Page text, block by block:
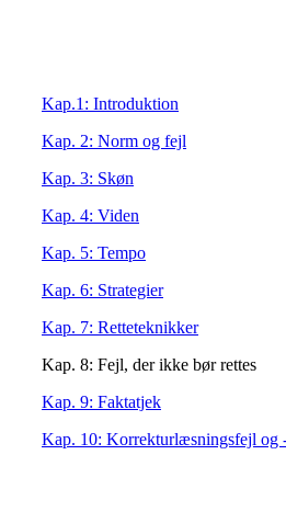
Kap.1: Introduktion
Kap. 2: Norm og fejl
Kap. 3: Skøn
Kap. 4: Viden
Kap. 5: Tempo
Kap. 6: Strategier
Kap. 7: Retteteknikker
Kap. 8: Fejl, der ikke bør rettes
Kap. 9: Faktatjek
Kap. 10: Korrekturlæsningsfejl og